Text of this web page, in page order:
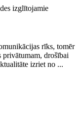
izglītojamie
rīks, tomēr
privātumam, drošībai
izriet no ...